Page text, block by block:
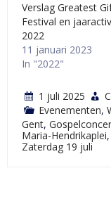
Verslag Greatest
Festival en
2022
11 januari 2023
In "2022"
1 juli 2025
Evenementen,
Gent,
Maria-Hendrikaplei,
Zaterdag 19 juli